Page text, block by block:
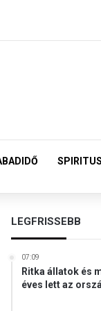
LEGFRISSEBB
07:09
Ritka állatok és
éves lett az